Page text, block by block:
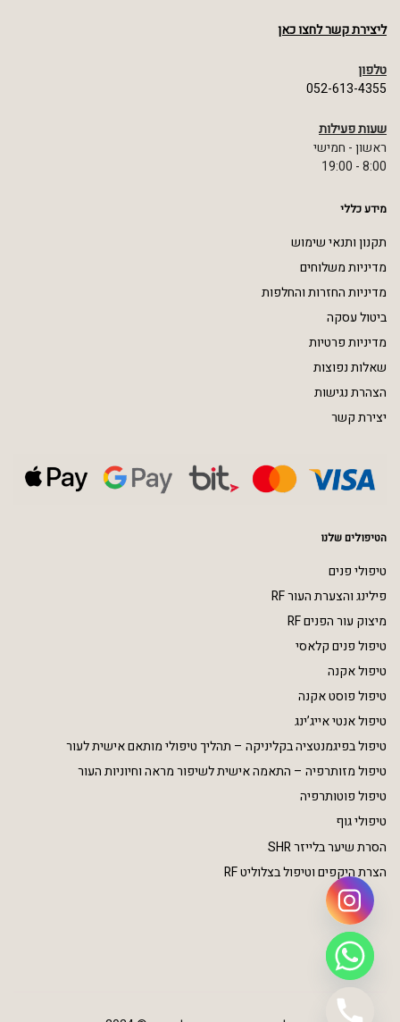
ליצירת קשר לחצו כאן
טלפון
052-613-4355
שעות פעילות
ראשון - חמישי
8:00 - 19:00
מידע כללי
תקנון ותנאי שימוש
מדיניות משלוחים
מדיניות החזרות והחלפות
ביטול עסקה
מדיניות פרטיות
שאלות נפוצות
הצהרת נגישות
יצירת קשר
הטיפולים שלנו
טיפולי פנים
פילינג והצערת העור RF
מיצוק עור הפנים RF
טיפול פנים קלאסי
טיפול אקנה
טיפול פוסט אקנה
טיפול אנטי אייג’ינג
טיפול בפיגמנטציה בקליניקה – תהליך טיפולי מותאם אישית לעור
טיפול מזותרפיה – התאמה אישית לשיפור מראה וחיוניות העור
טיפול פוטותרפיה
טיפולי גוף
הסרת שיער בלייזר SHR
הצרת היקפים וטיפול בצלוליט RF